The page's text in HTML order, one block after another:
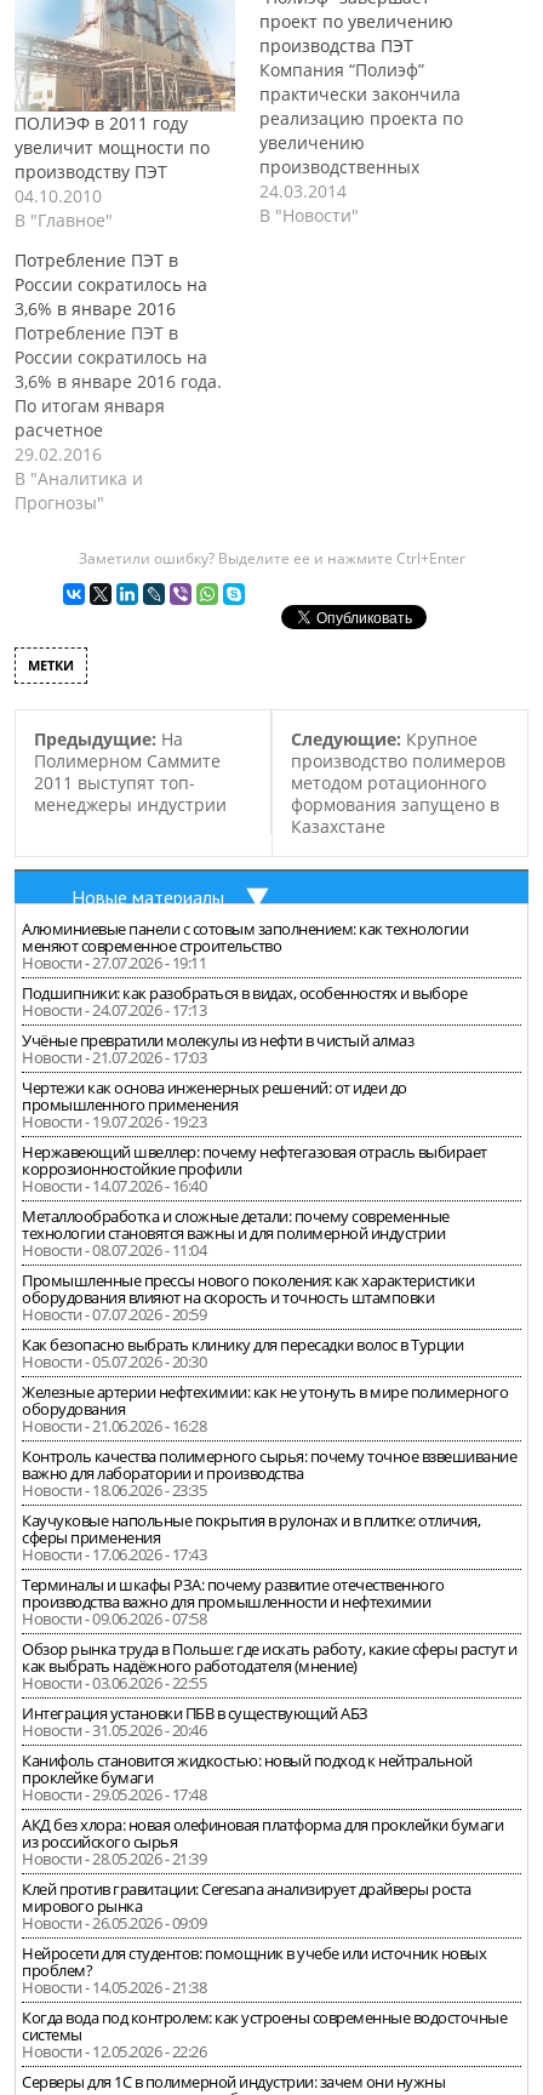
ПОЛИЭФ в 2011 году
увеличит мощности по
производству ПЭТ
04.10.2010
В "Главное"
проект по увеличению
производства ПЭТ
Компания “Полиэф”
практически закончила
реализацию проекта по
увеличению
производственных
мощностей по выпуску
полиэтилентерефталата
составила примерно…
24.03.2014
В "Новости"
Потребление ПЭТ в
России сократилось на
3,6% в январе 2016
Потребление ПЭТ в
России сократилось на
3,6% в январе 2016 года.
По итогам января
расчетное
потребление полиэтилентерефталата (ПЭТ)
на территории
Российской
на 3,6% относительно
декабря предыдущего
года, сообщается в
Маркет Репорт. В
сравнении с январем
года нынешнего упало на
10%. Эксперты обращают
внимание,…
29.02.2016
В "Аналитика и
Прогнозы"
Заметили ошибку? Выделите ее и нажмите Ctrl+Enter
МЕТКИ
Предыдущие: На
Полимерном Саммите
2011 выступят топ-
менеджеры индустрии
Следующие: Крупное
производство полимеров
методом ротационного
формования запущено в
Казахстане
Новые материалы
Алюминиевые панели с сотовым заполнением: как технологии
меняют современное строительство
Новости - 27.07.2026 - 19:11
Подшипники: как разобраться в видах, особенностях и выборе
Новости - 24.07.2026 - 17:13
Учёные превратили молекулы из нефти в чистый алмаз
Новости - 21.07.2026 - 17:03
Чертежи как основа инженерных решений: от идеи до
промышленного применения
Новости - 19.07.2026 - 19:23
Нержавеющий швеллер: почему нефтегазовая отрасль выбирает
коррозионностойкие профили
Новости - 14.07.2026 - 16:40
Металлообработка и сложные детали: почему современные
технологии становятся важны и для полимерной индустрии
Новости - 08.07.2026 - 11:04
Промышленные прессы нового поколения: как характеристики
оборудования влияют на скорость и точность штамповки
Новости - 07.07.2026 - 20:59
Как безопасно выбрать клинику для пересадки волос в Турции
Новости - 05.07.2026 - 20:30
Железные артерии нефтехимии: как не утонуть в мире полимерного
оборудования
Новости - 21.06.2026 - 16:28
Контроль качества полимерного сырья: почему точное взвешивание
важно для лаборатории и производства
Новости - 18.06.2026 - 23:35
Каучуковые напольные покрытия в рулонах и в плитке: отличия,
сферы применения
Новости - 17.06.2026 - 17:43
Терминалы и шкафы РЗА: почему развитие отечественного
производства важно для промышленности и нефтехимии
Новости - 09.06.2026 - 07:58
Обзор рынка труда в Польше: где искать работу, какие сферы растут и
как выбрать надёжного работодателя (мнение)
Новости - 03.06.2026 - 22:55
Интеграция установки ПБВ в существующий АБЗ
Новости - 31.05.2026 - 20:46
Канифоль становится жидкостью: новый подход к нейтральной
проклейке бумаги
Новости - 29.05.2026 - 17:48
АКД без хлора: новая олефиновая платформа для проклейки бумаги
из российского сырья
Новости - 28.05.2026 - 21:39
Клей против гравитации: Ceresana анализирует драйверы роста
мирового рынка
Новости - 26.05.2026 - 09:09
Нейросети для студентов: помощник в учебе или источник новых
проблем?
Новости - 14.05.2026 - 21:38
Когда вода под контролем: как устроены современные водосточные
системы
Новости - 12.05.2026 - 22:26
Серверы для 1С в полимерной индустрии: зачем они нужны